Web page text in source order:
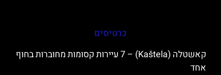
כרטיסים
קאשטלה (Kaštela) – 7 עיירות קסומות מחוברות בחוף
אחד